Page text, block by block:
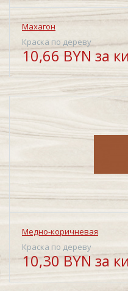
Махагон
Краска по дереву
10,66 BYN за
Медно-коричневая
Краска по дереву
10,30 BYN за